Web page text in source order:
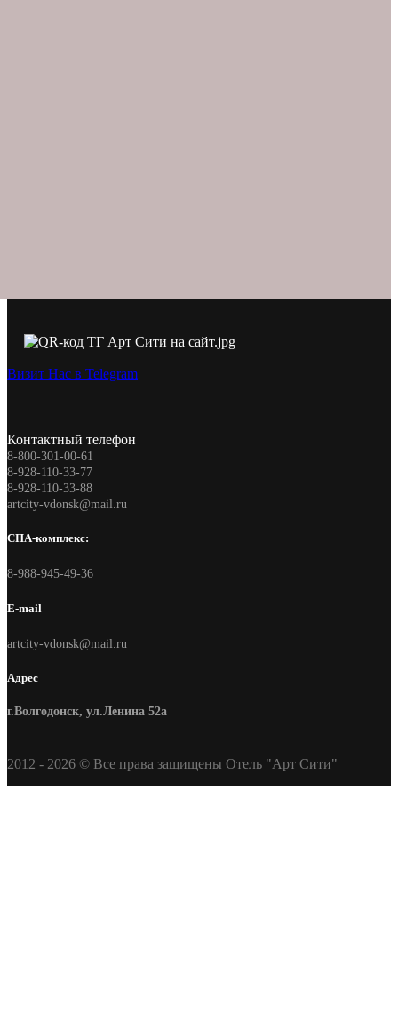
Визит Нас в Telegram
Контактный телефон
8-800-301-00-61
8-928-110-33-77
8-928-110-33-88
artcity-vdonsk@mail.ru
СПА-комплекс:
8-988-945-49-36
E-mail
artcity-vdonsk@mail.ru
Адрес
г.Волгодонск, ул.Ленина 52а
2012 - 2026 © Все права защищены Отель "Арт Сити"